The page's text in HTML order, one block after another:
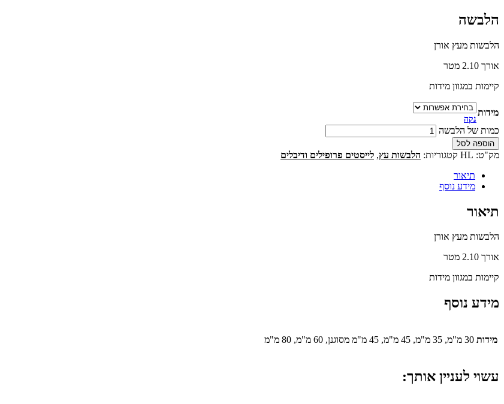
הלבשה
הלבשות מעץ אורן
אורך 2.10 מטר
קיימות במגוון מידות
מידות
נקה
כמות של הלבשה
הוספה לסל
מק"ט: HL קטגוריות: הלבשות עץ, לייסטים פרופילים ודיבלים
תיאור
מידע נוסף
תיאור
הלבשות מעץ אורן
אורך 2.10 מטר
קיימות במגוון מידות
מידע נוסף
מידות 30 מ"מ, 35 מ"מ, 45 מ"מ, 45 מ"מ מסוגנן, 60 מ"מ, 80 מ"מ
עשוי לעניין אותך: